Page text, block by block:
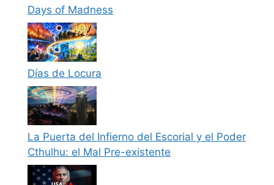
Days of Madness
Días de Locura
La Puerta del Infierno del Escorial y el Poder
Cthulhu: el Mal Pre-existente